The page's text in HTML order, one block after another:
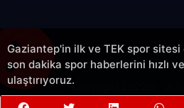
Copyright 2022© -
Gaziantep'in ilk ve TEK spor
son dakika spor haberlerini hızlı
ulaştırıyoruz.